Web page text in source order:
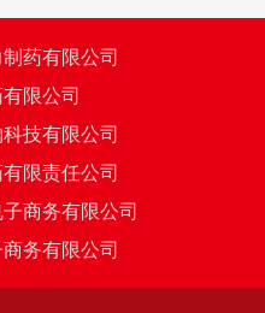
药有限公司
限公司
技有限公司
限责任公司
商务有限公司
务有限公司